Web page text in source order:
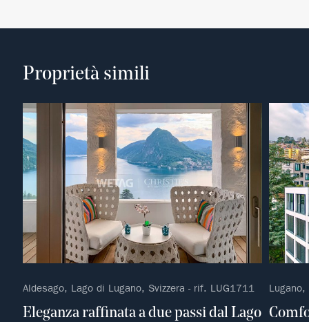
Proprietà simili
Aldesago, Lago di Lugano, Svizzera - rif. LUG1711
Eleganza raffinata a due passi dal Lago